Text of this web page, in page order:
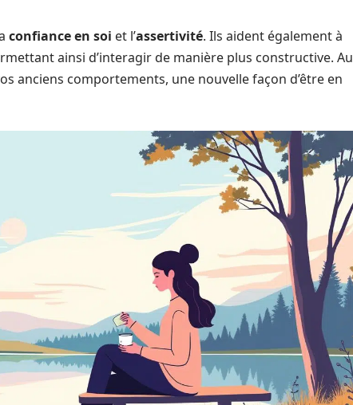
confiance en soi et l’assertivité. Ils aident également à
ainsi d’interagir de manière plus constructive. Au
anciens comportements, une nouvelle façon d’être en